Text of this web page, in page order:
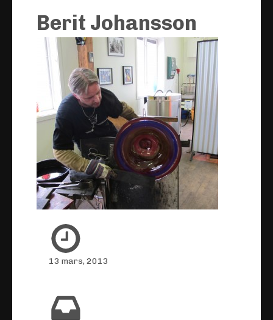
Berit Johansson
13 mars, 2013